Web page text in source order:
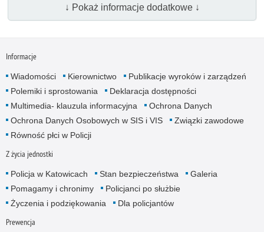
↓ Pokaż informacje dodatkowe ↓
Informacje
Wiadomości Kierownictwo
Publikacje wyroków i zarządzeń
Polemiki i sprostowania
Deklaracja dostępności
Multimedia- klauzula informacyjna
Ochrona Danych
Ochrona Danych Osobowych w SIS i VIS
Związki zawodowe
Równość płci w Policji
Z życia jednostki
Policja w Katowicach Stan bezpieczeństwa
Galeria
Pomagamy i chronimy
Policjanci po służbie
Życzenia i podziękowania
Dla policjantów
Prewencja